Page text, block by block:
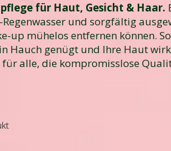
für Haut, Gesicht & Haar.
und sorgfältig
up mühelos entfernen können.
Hauch genügt und Ihre Haut
alle, die kompromisslose